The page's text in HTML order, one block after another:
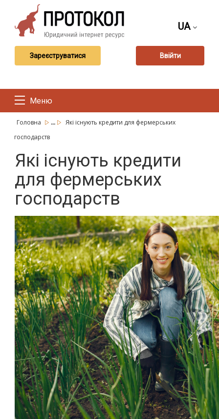
UA
Зареєструватися Ввійти
Меню
Головна ...
Які існують кредити для фермерських
господарств
Які існують кредити
для фермерських
господарств